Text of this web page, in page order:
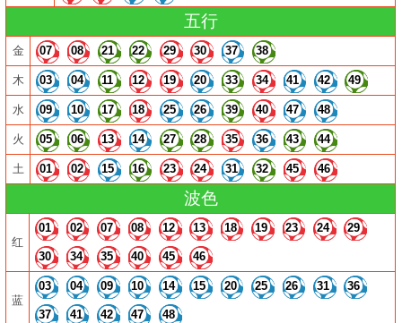
五行
金 07 08 21 22 29 30 37 38
木 03 04 11 12 19 20 33 34 41 42 49
水 09 10 17 18 25 26 39 40 47 48
火 05 06 13 14 27 28 35 36 43 44
土 01 02 15 16 23 24 31 32 45 46
波色
红
01 02 07 08 12 13 18 19 23 24 29
30 34 35 40 45 46
蓝
03 04 09 10 14 15 20 25 26 31 36
37 41 42 47 48